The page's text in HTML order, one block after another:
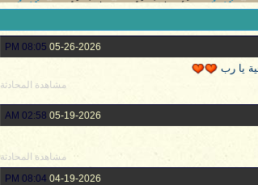
05-26-2026
08:05 PM
يا رب
مشاهدة المحادثة
05-19-2026
02:58 AM
مشاهدة المحادثة
04-19-2026
08:04 PM